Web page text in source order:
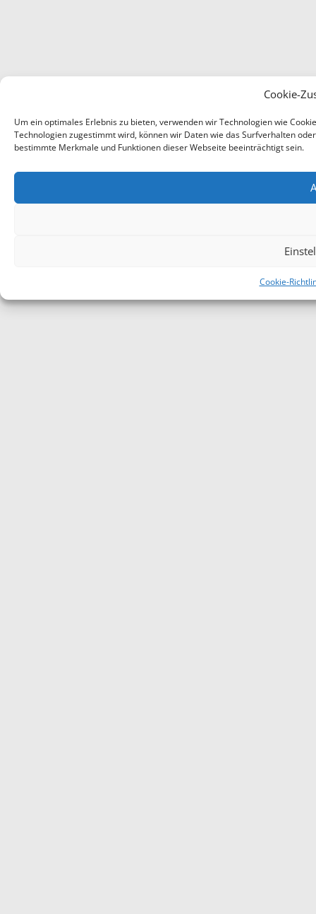
Cookie-
Um ein optimales Erlebnis zu bieten, verwenden wir Technologien wie
Technologien zugestimmt wird, können wir Daten wie das Surfverhalten
bestimmte Merkmale und Funktionen dieser Webseite beeinträchtigt sein.
Cookie-